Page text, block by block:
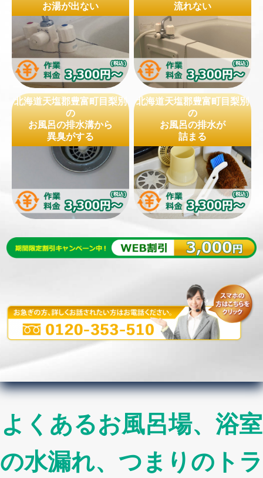
お湯が出ない
流れない
北海道天塩郡豊富町目梨別
の
お風呂の排水溝から
異臭がする
北海道天塩郡豊富町目梨別
の
お風呂の排水が
詰まる
よくあるお風呂場、浴室
の水漏れ、つまりのトラ